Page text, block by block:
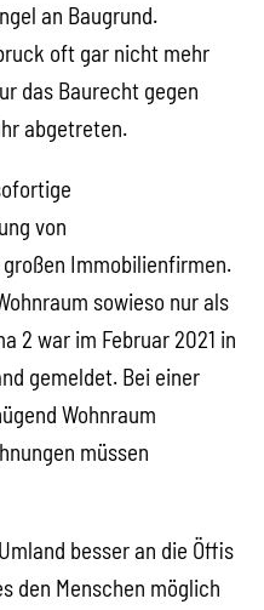
an Baugrund.
oft gar nicht mehr
das Baurecht gegen
abgetreten.
von
Immobilienfirmen.
sowieso nur als
2 war im Februar 2021 in
gemeldet. Bei einer
Wohnraum
müssen
besser an die Öffis
den Menschen möglich